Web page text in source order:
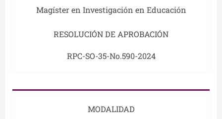
Magíster en Investigación en Educación
RESOLUCIÓN DE APROBACIÓN
RPC-SO-35-No.590-2024
MODALIDAD